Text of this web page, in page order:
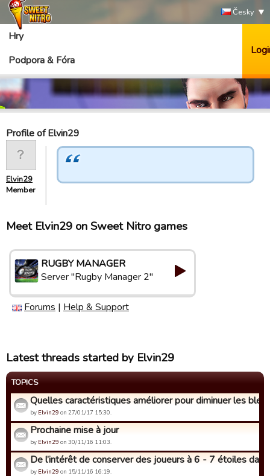
Česky
Hry
Podpora & Fóra
Profile of Elvin29
Elvin29
Member
Meet Elvin29 on Sweet Nitro games
RUGBY MANAGER
Server "Rugby Manager 2"
Forums | Help & Support
Latest threads started by Elvin29
TOPICS
Quelles caractéristiques améliorer pour diminuer les
by Elvin29 on 27/01/17 15:30.
Prochaine mise à jour
by Elvin29 on 30/11/16 11:03.
De l’intérêt de conserver des joueurs à 6 - 7 étoiles dans
by Elvin29 on 15/11/16 16:19.